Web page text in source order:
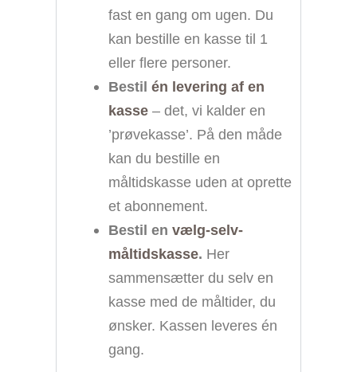
fast en gang om ugen. Du
kan bestille en kasse til 1
eller flere personer.
Bestil én levering af en
kasse – det, vi kalder en
’prøvekasse’. På den måde
kan du bestille en
måltidskasse uden at oprette
et abonnement.
Bestil en vælg-selv-
måltidskasse. Her
sammensætter du selv en
kasse med de måltider, du
ønsker. Kassen leveres én
gang.